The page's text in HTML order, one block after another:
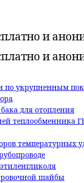
и
и
по укрупненным
для отопления
теплообменника
температурных
шайбы